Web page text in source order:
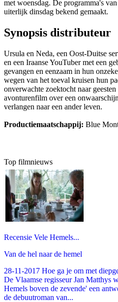
met woensdag. De programma's
uiterlijk dinsdag bekend gemaakt.
Synopsis distributeur
Ursula en Neda, een Oost-Duitse
en een Iraanse YouTuber met een
gevangen en eenzaam in hun
wegen van het toeval kruisen hun
onverwachte zoektocht naar
avonturenfilm over een
verlangen naar een ander leven.
Productiemaatschappij: Blue
Top filmnieuws
Recensie Vele Hemels...
Van de hel naar de hemel
28-11-2017 Hoe ga je om met
De Vlaamse regisseur Jan Matthys
Hemels boven de zevende' een
de debuutroman van...